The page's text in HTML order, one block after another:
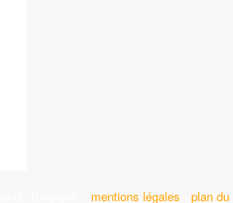
mentions légales plan